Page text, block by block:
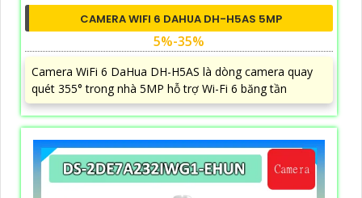
CAMERA WIFI 6 DAHUA DH-H5AS 5MP
5%-35%
Camera WiFi 6 DaHua DH-H5AS là dòng camera quay
quét 355° trong nhà 5MP hỗ trợ Wi-Fi 6 băng tần